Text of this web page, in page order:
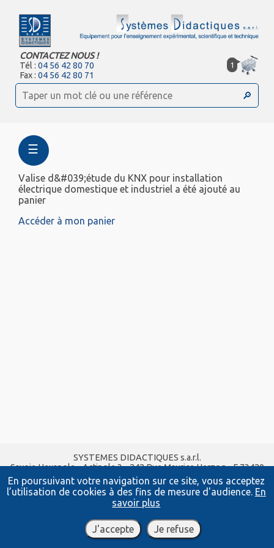
En poursuivant votre navigation sur ce site, vous acceptez
l’utilisation de cookies à des fins de mesure d'audience. En
savoir plus
J'accepte Je refuse
CONTACTEZ NOUS !
Tél :04 56 42 80 70
Fax :04 56 42 80 71
1
☰
Valise d&#039;étude du KNX pour installation
électrique domestique et industriel a été ajouté au
panier
Accéder à mon panier
SYSTEMES DIDACTIQUES s.a.r.l.
Savoie Hexapole - Actipole 3 - 242 Rue Maurice Herzog - F 73420
VIVIERS DU LAC
Tel : 04 56 42 80 70| Fax :04 56 42 80 71
xavier.granjon@systemes-didactiques.fr
www.systemes-didactiques.fr